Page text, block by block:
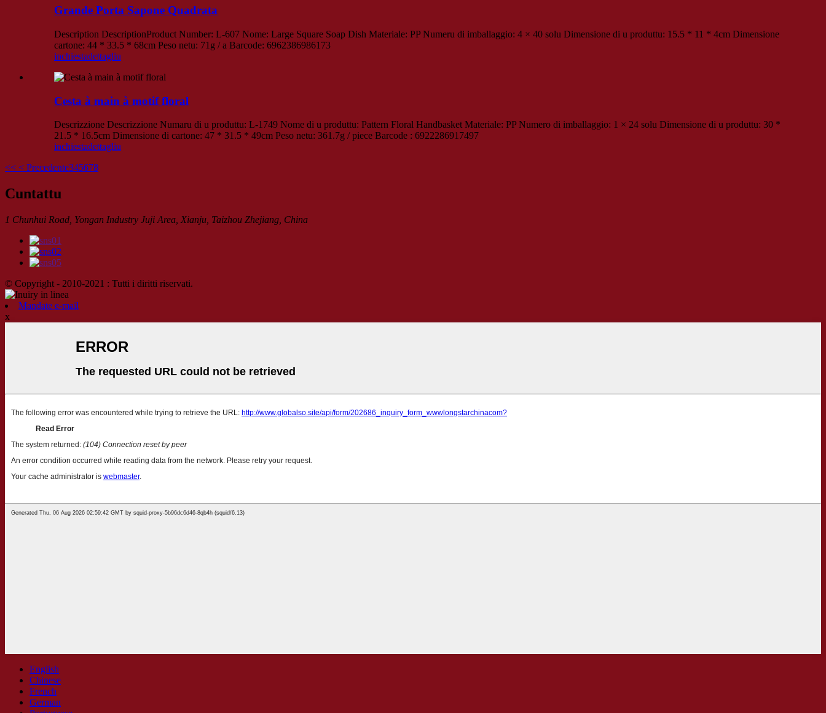
Grande Porta Sapone Quadrata
Description DescriptionProduct Number: L-607 Nome: Large Square Soap Dish Materiale: PP Numeru di imballaggio: 4 × 40 solu Dimensione di u produttu: 15.5 * 11 * 4cm Dimensione
cartone: 44 * 33.5 * 68cm Peso netu: 71g / a Barcode: 6962386986173
inchiestadettagliu
Cesta à main à motif floral
Descrizzione Descrizzione Numaru di u produttu: L-1749 Nome di u produttu: Pattern Floral Handbasket Materiale: PP Numero di imballaggio: 1 × 24 solu Dimensione di u produttu: 30 *
21.5 * 16.5cm Dimensione di cartone: 47 * 31.5 * 49cm Peso netu: 361.7g / piece Barcode : 6922286917497
inchiestadettagliu
<< < Precedente345678
Cuntattu
1 Chunhui Road, Yongan Industry Juji Area, Xianju, Taizhou Zhejiang, China
© Copyright - 2010-2021 : Tutti i diritti riservati.
Mandate e-mail
x
English
Chinese
French
German